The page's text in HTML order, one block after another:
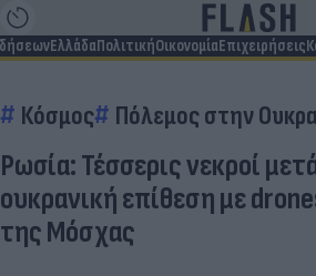
ΕλλάδαΠολιτικήΟικονομίαΕπιχειρήσεις
Κόσμος Πόλεμος στην
Ρωσία: Τέσσερις νεκροί
ουκρανική επίθεση με
της Μόσχας